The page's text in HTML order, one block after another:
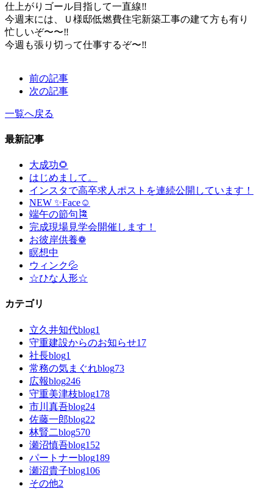
仕上がりゴール目指して一直線‼️
今週末には、Ｕ様邸低燃費住宅新築工事の建て方も有り
忙しいぞ〜〜‼️
今週も張り切って仕事するぞ〜‼️
前の記事
次の記事
一覧へ戻る
最新記事
大成功🌻
はじめまして。
インスタで高卒求人ポストを連続公開しています！
NEW ✨Face☺
端午の節句🎏
完成現場見学会開催します！
お彼岸供養❁
瞑想中
ウィンク💦
☆ひな人形☆
カテゴリ
立久井知代blog1
守重建設からのお知らせ17
社長blog1
常務の気まぐれblog73
広報blog246
守重美津枝blog178
市川真吾blog24
佐藤一郎blog22
林賢二blog570
瀬沼慎吾blog152
パートナーblog189
瀬沼貴子blog106
その他2